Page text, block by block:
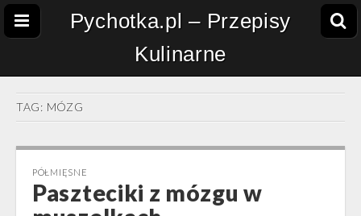
Pychotka.pl – Przepisy
Kulinarne
TAG: MÓZG
PÓŁMIĘSNE
Paszteciki z mózgu w